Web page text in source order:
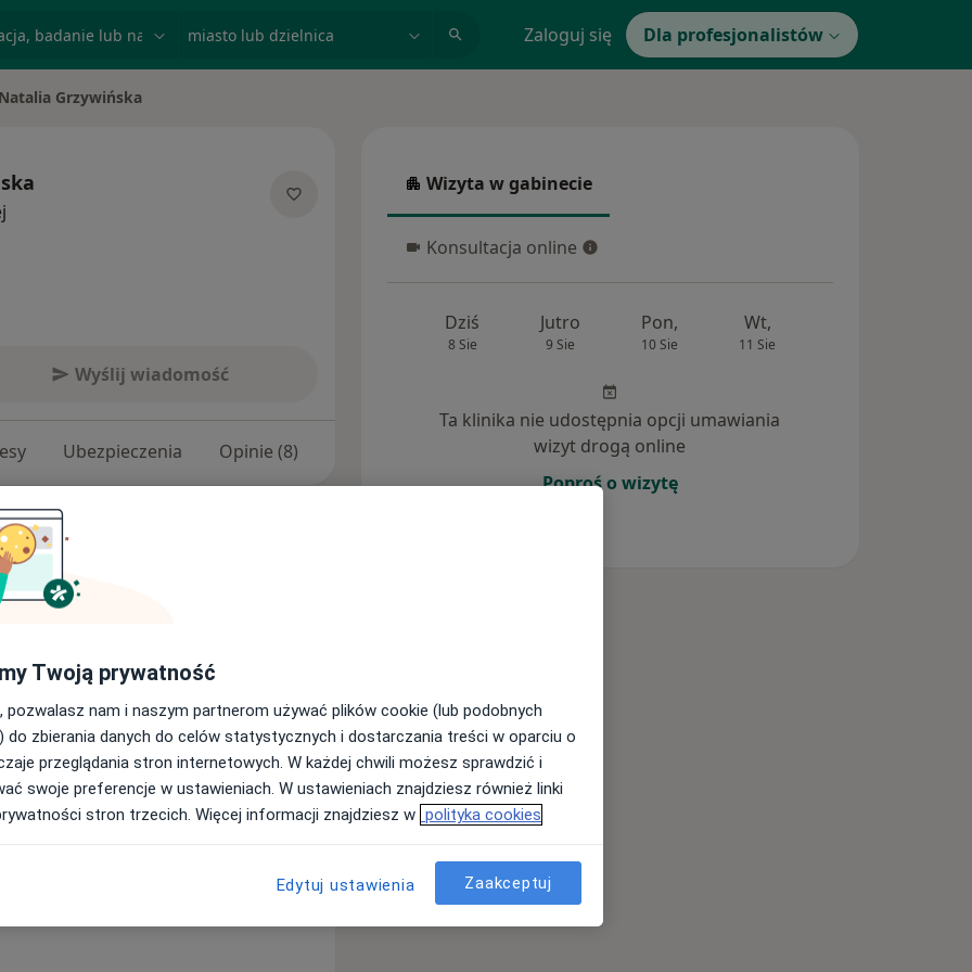
Zaloguj się Dla profesjonalistów
miasto
Natalia Grzywińska
Wyślij wiadomość
Ubezpieczenia Opinie (8)
dyplomowanym psychoterapeutą
zawodowe w Krakowskim
przygotowujące do
Focused Psychotherapy) Terapii
planuję przystąpić w 2026 roku.
im. T. Bilikiewicza w
jest jedną z nielicznych umożliwiającą
Nurt psychodynamiczny posiada
zwyczajnym Polskiego
oraz Polskiego Towarzystwa TFP.
indywidualnego sposobu
oraz otaczającej
superwizji. Zapraszam do
gdzie prowadzę
Wizyta w gabinecie
Wizyta w gabinecie
Konsultacja online
Konsultacja online
Dziś
8 Sie
Jutro
9 Sie
Pon,
10 Sie
Wt,
11 Sie
Ta klinika nie udostępnia opcji umawiania
wizyt drogą online
Poproś o wizytę
Twoją prywatność
pozwalasz nam i naszym partnerom używać plików cookie (lub podobnych
do zbierania danych do celów statystycznych i dostarczania treści w oparciu o
przeglądania stron internetowych. W każdej chwili możesz sprawdzić i
swoje preferencje w ustawieniach. W ustawieniach znajdziesz również linki
stron trzecich. Więcej informacji znajdziesz w polityka cookies
Edytuj ustawienia Zaakceptuj